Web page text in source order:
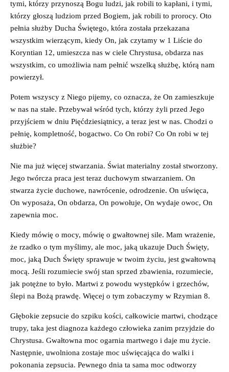
tymi, którzy przynoszą Bogu ludzi, jak robili to kapłani, i tymi,
którzy głoszą ludziom przed Bogiem, jak robili to prorocy. Oto
pełnia służby Ducha Świętego, która została przekazana
wszystkim wierzącym, kiedy On, jak czytamy w 1 Liście do
Koryntian 12, umieszcza nas w ciele Chrystusa, obdarza nas
wszystkim, co umożliwia nam pełnić wszelką służbę, którą nam
powierzył.
Potem wszyscy z Niego pijemy, co oznacza, że On zamieszkuje
w nas na stałe. Przebywał wśród tych, którzy żyli przed Jego
przyjściem w dniu Pięćdziesiątnicy, a teraz jest w nas. Chodzi o
pełnię, kompletność, bogactwo. Co On robi? Co On robi w tej
służbie?
Nie ma już więcej stwarzania. Świat materialny został stworzony.
Jego twórcza praca jest teraz duchowym stwarzaniem. On
stwarza życie duchowe, nawrócenie, odrodzenie. On uświęca,
On wyposaża, On obdarza, On powołuje, On wydaje owoc, On
zapewnia moc.
Kiedy mówię o mocy, mówię o gwałtownej sile. Mam wrażenie,
że rzadko o tym myślimy, ale moc, jaką ukazuje Duch Święty,
moc, jaką Duch Święty sprawuje w twoim życiu, jest gwałtowną
mocą. Jeśli rozumiecie swój stan sprzed zbawienia, rozumiecie,
jak potężne to było. Martwi z powodu występków i grzechów,
ślepi na Bożą prawdę. Więcej o tym zobaczymy w Rzymian 8.
Głębokie zepsucie do szpiku kości, całkowicie martwi, chodzące
trupy, taka jest diagnoza każdego człowieka zanim przyjdzie do
Chrystusa. Gwałtowna moc ogarnia martwego i daje mu życie.
Następnie, uwolniona zostaje moc uświęcająca do walki i
pokonania zepsucia. Pewnego dnia ta sama moc odtworzy